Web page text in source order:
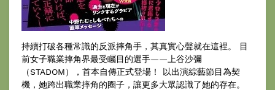
持續打破各種常識的反派摔角手，其真實心聲就在這裡。 目
前女子職業摔角界最受矚目的選手——上谷沙彌
（STADOM），首本自傳正式登場！ 以出演綜藝節目為契
機，她跨出職業摔角的圈子，讓更多大眾認識了她的存在。